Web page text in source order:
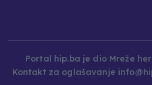
Portal hip.ba je dio Mreže
Kontakt za oglašavanje